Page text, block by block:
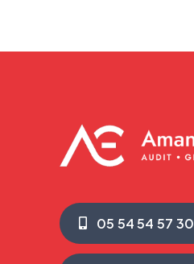
05 54 54 57 30